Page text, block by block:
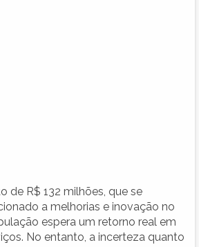
de R$ 132 milhões, que se
a melhorias e inovação no
espera um retorno real em
No entanto, a incerteza quanto